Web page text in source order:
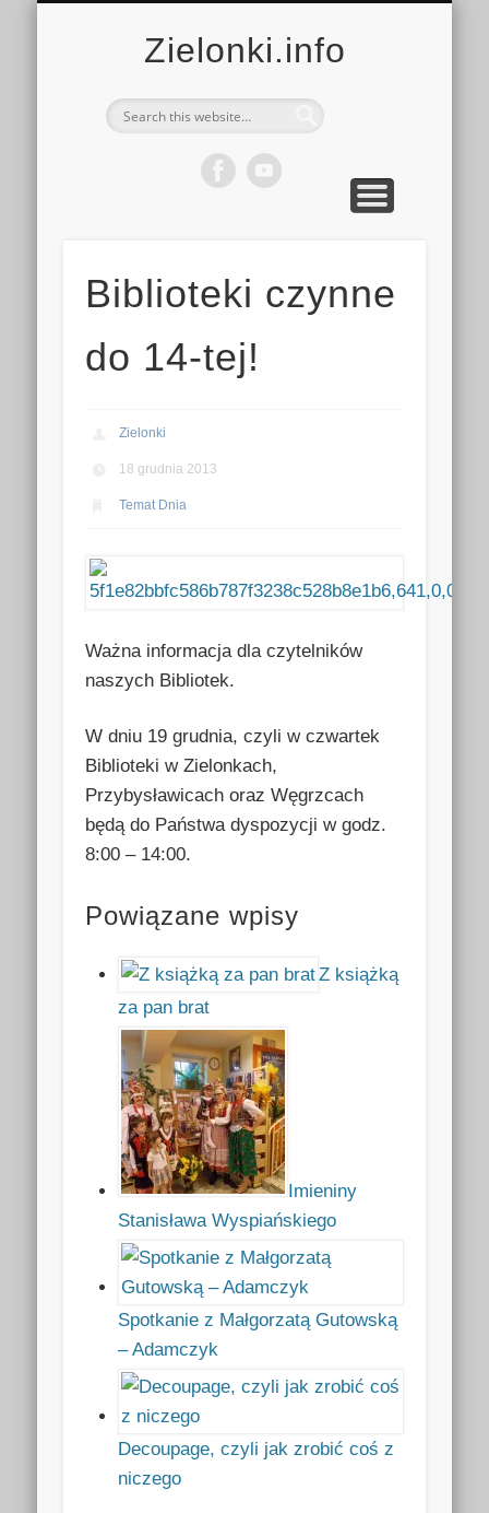
Zielonki.info
Biblioteki czynne
do 14-tej!
Zielonki
18 grudnia 2013
Temat Dnia
Ważna informacja dla czytelników
naszych Bibliotek.
W dniu 19 grudnia, czyli w czwartek
Biblioteki w Zielonkach,
Przybysławicach oraz Węgrzcach
będą do Państwa dyspozycji w godz.
8:00 – 14:00.
Powiązane wpisy
Z książką
za pan brat
Imieniny
Stanisława Wyspiańskiego
Spotkanie z Małgorzatą Gutowską
– Adamczyk
Decoupage, czyli jak zrobić coś z
niczego